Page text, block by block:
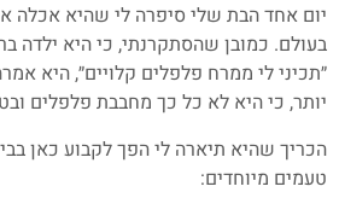
יום אחד הבת שלי סיפרה לי שהיא אכלה
בעולם. כמובן שהסתקרנתי, כי היא ילדה
״תכיני לי ממרח פלפלים קלויים״, היא
יותר, כי היא לא כל כך מחבבת פלפלים
הכריך שהיא תיארה לי הפך לקבוע כאן
טעמים מיוחדים: